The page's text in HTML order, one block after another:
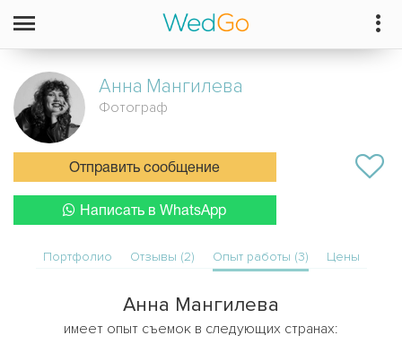
Анна Мангилева
Фотограф
Отправить сообщение
Написать в WhatsApp
Портфолио Отзывы (2) Опыт работы (3) Цены
Анна Мангилева
имеет опыт съемок в следующих странах: